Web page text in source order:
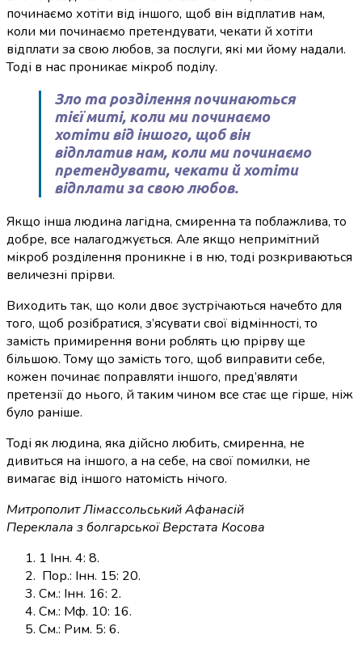
починаємо хотіти від іншого, щоб він відплатив нам,
коли ми починаємо претендувати, чекати й хотіти
відплати за свою любов, за послуги, які ми йому надали.
Тоді в нас проникає мікроб поділу.
Зло та розділення починаються
тієї миті, коли ми починаємо
хотіти від іншого, щоб він
відплатив нам, коли ми починаємо
претендувати, чекати й хотіти
відплати за свою любов.
Якщо інша людина лагідна, смиренна та поблажлива, то
добре, все налагоджується. Але якщо непримітний
мікроб розділення проникне і в ню, тоді розкриваються
величезні прірви.
Виходить так, що коли двоє зустрічаються начебто для
того, щоб розібратися, з’ясувати свої відмінності, то
замість примирення вони роблять цю прірву ще
більшою. Тому що замість того, щоб виправити себе,
кожен починає поправляти іншого, пред’являти
претензії до нього, й таким чином все стає ще гірше, ніж
було раніше.
Тоді як людина, яка дійсно любить, смиренна, не
дивиться на іншого, а на себе, на свої помилки, не
вимагає від іншого натомість нічого.
Митрополит Лімассольський Афанасій
Переклала з болгарської Верстата Косова
1 Інн. 4: 8.
Пор.: Інн. 15: 20.
См.: Інн. 16: 2.
См.: Мф. 10: 16.
См.: Рим. 5: 6.